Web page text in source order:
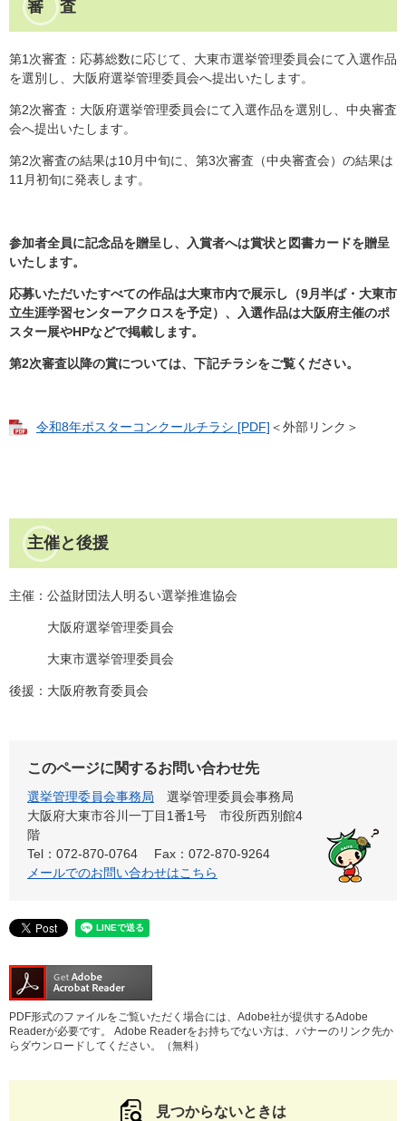
審 査
第1次審査：応募総数に応じて、大東市選挙管理委員会にて入選作品
を選別し、大阪府選挙管理委員会へ提出いたします。
第2次審査：大阪府選挙管理委員会にて入選作品を選別し、中央審査
会へ提出いたします。
第2次審査の結果は10月中旬に、第3次審査（中央審査会）の結果は
11月初旬に発表します。
参加者全員に記念品を贈呈し、入賞者へは賞状と図書カードを贈呈
いたします。
応募いただいたすべての作品は大東市内で展示し（9月半ば・大東市
立生涯学習センターアクロスを予定）、入選作品は大阪府主催のポ
スター展やHPなどで掲載します。
第2次審査以降の賞については、下記チラシをご覧ください。
令和8年ポスターコンクールチラシ [PDF] ＜外部リンク＞
主催と後援
主催：公益財団法人明るい選挙推進協会
大阪府選挙管理委員会
大東市選挙管理委員会
後援：大阪府教育委員会
このページに関するお問い合わせ先
選挙管理委員会事務局
選挙管理委員会事務局
大阪府大東市谷川一丁目1番1号 市役所西別館4
階
Tel：072-870-0764
Fax：072-870-9264
メールでのお問い合わせはこちら
PDF形式のファイルをご覧いただく場合には、Adobe社が提供するAdobe
Readerが必要です。
Adobe Readerをお持ちでない方は、バナーのリンク先か
らダウンロードしてください。（無料）
見つからないときは